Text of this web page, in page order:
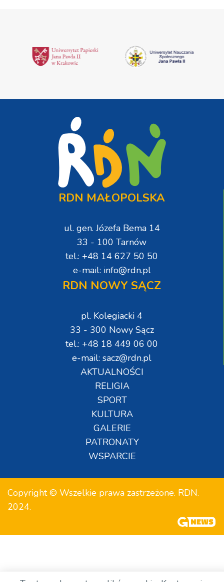
RDN MAŁOPOLSKA
ul. gen. Józefa Bema 14
33 - 100 Tarnów
tel.: +48 14 627 50 50
e-mail: info@rdn.pl
RDN NOWY SĄCZ
pl. Kolegiacki 4
33 - 300 Nowy Sącz
tel.: +48 18 449 06 00
e-mail: sacz@rdn.pl
AKTUALNOŚCI
RELIGIA
SPORT
KULTURA
GALERIE
PATRONATY
WSPARCIE
Copyright © Wszelkie prawa zastrzeżone. RDN.
2024.